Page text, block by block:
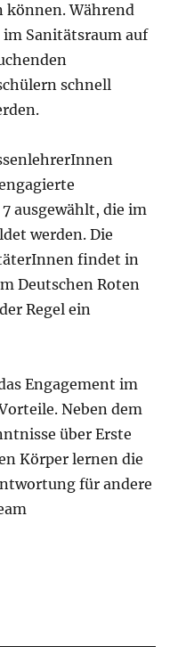
können. Während
im Sanitätsraum auf
schnell
ausgewählt, die im
werden. Die
findet in
Deutschen Roten
Regel ein
Engagement im
Neben dem
über Erste
Körper lernen die
für andere